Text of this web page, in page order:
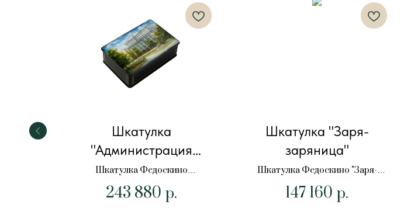
Шкатулка
"Администрация
президента"
Шкатулка Федоскино
"Администрация президента"
243 880 р.
Шкатулка "Заря-
заряница"
Шкатулка Федоскино "Заря-
заряница"
147 160 р.